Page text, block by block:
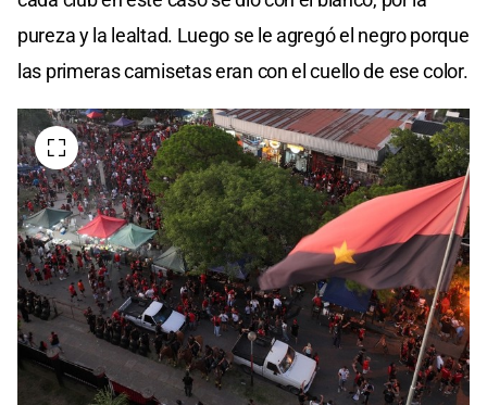
pureza y la lealtad. Luego se le agregó el negro porque
las primeras camisetas eran con el cuello de ese color.